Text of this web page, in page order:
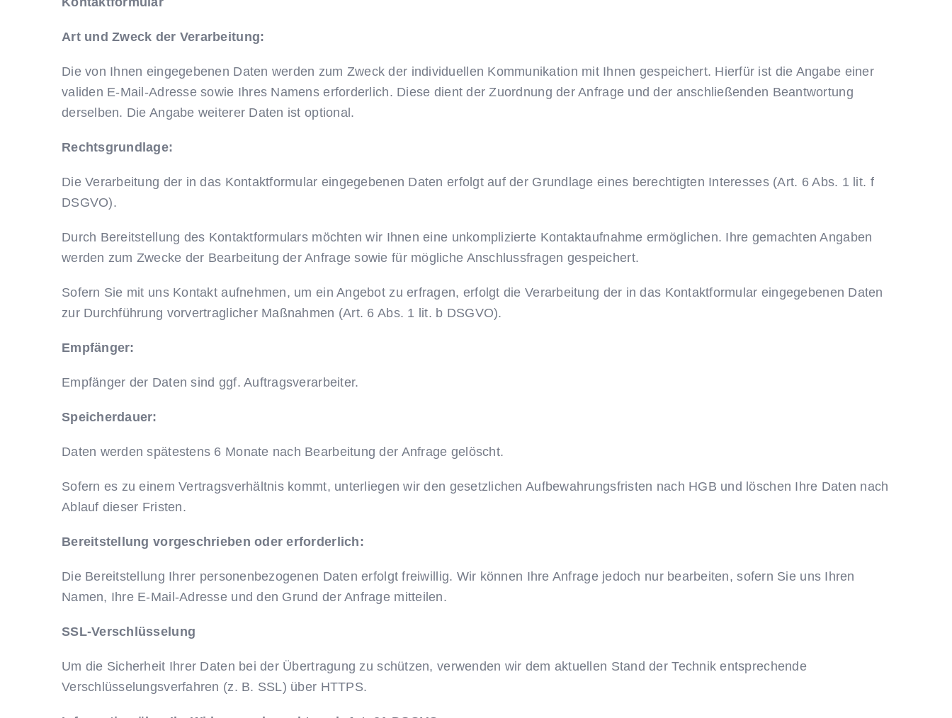
Art und Zweck der Verarbeitung:
Die von Ihnen eingegebenen Daten werden zum Zweck der individuellen Kommunikation mit Ihnen gespeichert. Hierfür ist die Angabe einer
validen E-Mail-Adresse sowie Ihres Namens erforderlich. Diese dient der Zuordnung der Anfrage und der anschließenden Beantwortung
derselben. Die Angabe weiterer Daten ist optional.
Rechtsgrundlage:
Die Verarbeitung der in das Kontaktformular eingegebenen Daten erfolgt auf der Grundlage eines berechtigten Interesses (Art. 6 Abs. 1 lit. f
DSGVO).
Durch Bereitstellung des Kontaktformulars möchten wir Ihnen eine unkomplizierte Kontaktaufnahme ermöglichen. Ihre gemachten Angaben
werden zum Zwecke der Bearbeitung der Anfrage sowie für mögliche Anschlussfragen gespeichert.
Sofern Sie mit uns Kontakt aufnehmen, um ein Angebot zu erfragen, erfolgt die Verarbeitung der in das Kontaktformular eingegebenen Daten
zur Durchführung vorvertraglicher Maßnahmen (Art. 6 Abs. 1 lit. b DSGVO).
Empfänger:
Empfänger der Daten sind ggf. Auftragsverarbeiter.
Speicherdauer:
Daten werden spätestens 6 Monate nach Bearbeitung der Anfrage gelöscht.
Sofern es zu einem Vertragsverhältnis kommt, unterliegen wir den gesetzlichen Aufbewahrungsfristen nach HGB und löschen Ihre Daten nach
Ablauf dieser Fristen.
Bereitstellung vorgeschrieben oder erforderlich:
Die Bereitstellung Ihrer personenbezogenen Daten erfolgt freiwillig. Wir können Ihre Anfrage jedoch nur bearbeiten, sofern Sie uns Ihren
Namen, Ihre E-Mail-Adresse und den Grund der Anfrage mitteilen.
SSL-Verschlüsselung
Um die Sicherheit Ihrer Daten bei der Übertragung zu schützen, verwenden wir dem aktuellen Stand der Technik entsprechende
Verschlüsselungsverfahren (z. B. SSL) über HTTPS.